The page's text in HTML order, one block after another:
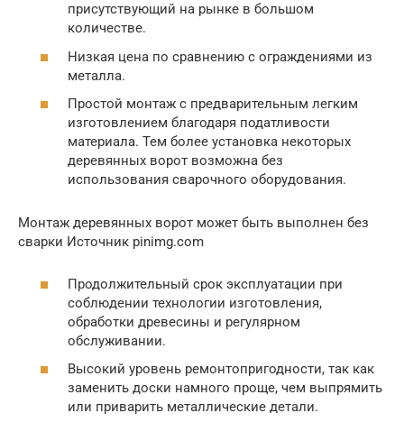
присутствующий на рынке в большом
количестве.
Низкая цена по сравнению с ограждениями из
металла.
Простой монтаж с предварительным легким
изготовлением благодаря податливости
материала. Тем более установка некоторых
деревянных ворот возможна без
использования сварочного оборудования.
Монтаж деревянных ворот может быть выполнен без
сварки Источник pinimg.com
Продолжительный срок эксплуатации при
соблюдении технологии изготовления,
обработки древесины и регулярном
обслуживании.
Высокий уровень ремонтопригодности, так как
заменить доски намного проще, чем выпрямить
или приварить металлические детали.